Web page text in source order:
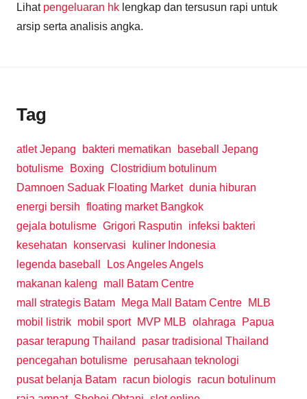
Lihat pengeluaran hk lengkap dan tersusun rapi untuk
arsip serta analisis angka.
Tag
atlet Jepang bakteri mematikan
baseball Jepang
botulisme
Boxing Clostridium botulinum
Damnoen Saduak Floating Market dunia hiburan
energi bersih floating market Bangkok
gejala botulisme Grigori Rasputin
infeksi bakteri
kesehatan
konservasi
kuliner Indonesia
legenda baseball
Los Angeles Angels
makanan kaleng
mall Batam Centre
mall strategis Batam
Mega Mall Batam Centre
MLB
mobil listrik mobil sport MVP MLB olahraga
Papua
pasar terapung Thailand
pasar tradisional Thailand
pencegahan botulisme perusahaan teknologi
pusat belanja Batam racun biologis racun botulinum